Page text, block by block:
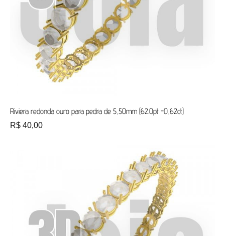
Riviera redonda ouro para pedra de 5,50mm (62.0pt -0,62ct)
R$ 40,00